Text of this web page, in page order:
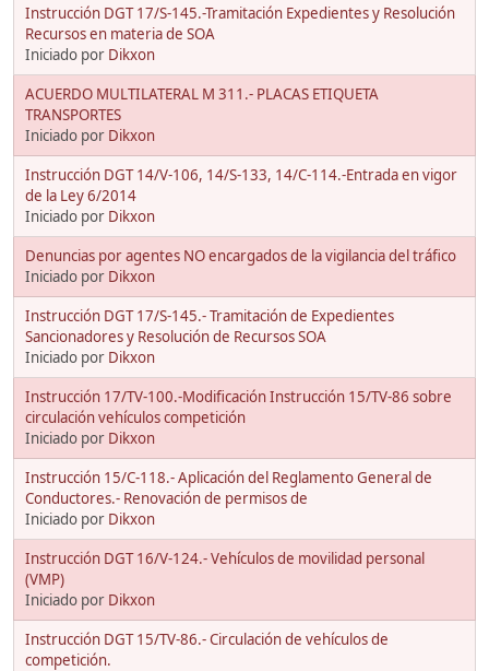
Instrucción DGT 17/S-145.-Tramitación Expedientes y Resolución
Recursos en materia de SOA
Iniciado por Dikxon
ACUERDO MULTILATERAL M 311.- PLACAS ETIQUETA
TRANSPORTES
Iniciado por Dikxon
Instrucción DGT 14/V-106, 14/S-133, 14/C-114.-Entrada en vigor
de la Ley 6/2014
Iniciado por Dikxon
Denuncias por agentes NO encargados de la vigilancia del tráfico
Iniciado por Dikxon
Instrucción DGT 17/S-145.- Tramitación de Expedientes
Sancionadores y Resolución de Recursos SOA
Iniciado por Dikxon
Instrucción 17/TV-100.-Modificación Instrucción 15/TV-86 sobre
circulación vehículos competición
Iniciado por Dikxon
Instrucción 15/C-118.- Aplicación del Reglamento General de
Conductores.- Renovación de permisos de
Iniciado por Dikxon
Instrucción DGT 16/V-124.- Vehículos de movilidad personal
(VMP)
Iniciado por Dikxon
Instrucción DGT 15/TV-86.- Circulación de vehículos de
competición.